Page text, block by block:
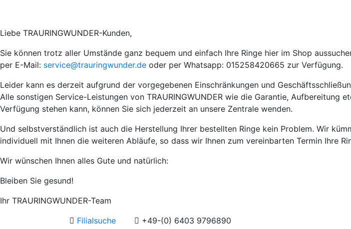
Liebe TRAURINGWUNDER-Kunden,
Sie können trotz aller Umstände ganz bequem und einfach Ihre Ringe hier im Shop
per E-Mail: service@trauringwunder.de oder per Whatsapp: 015258420665 zur Verfügung.
Leider kann es derzeit aufgrund der vorgegebenen Einschränkungen und
Alle sonstigen Service-Leistungen von TRAURINGWUNDER wie die Garantie,
Verfügung stehen kann, können Sie sich jederzeit an unsere Zentrale wenden.
Und selbstverständlich ist auch die Herstellung Ihrer bestellten Ringe kein Problem. Wir
individuell mit Ihnen die weiteren Abläufe, so dass wir Ihnen zum vereinbarten Termin Ihre
Wir wünschen Ihnen alles Gute und natürlich:
Bleiben Sie gesund!
Ihr TRAURINGWUNDER-Team
Filialsuche
+49-(0) 6403 9796890